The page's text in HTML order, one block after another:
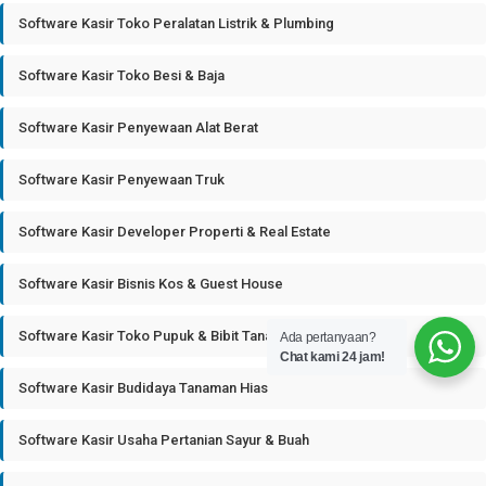
Software Kasir Toko Peralatan Listrik & Plumbing
Software Kasir Toko Besi & Baja
Software Kasir Penyewaan Alat Berat
Software Kasir Penyewaan Truk
Software Kasir Developer Properti & Real Estate
Software Kasir Bisnis Kos & Guest House
Software Kasir Toko Pupuk & Bibit Tanaman
Software Kasir Budidaya Tanaman Hias
Software Kasir Usaha Pertanian Sayur & Buah
Ada pertanyaan?
Chat kami 24 jam!